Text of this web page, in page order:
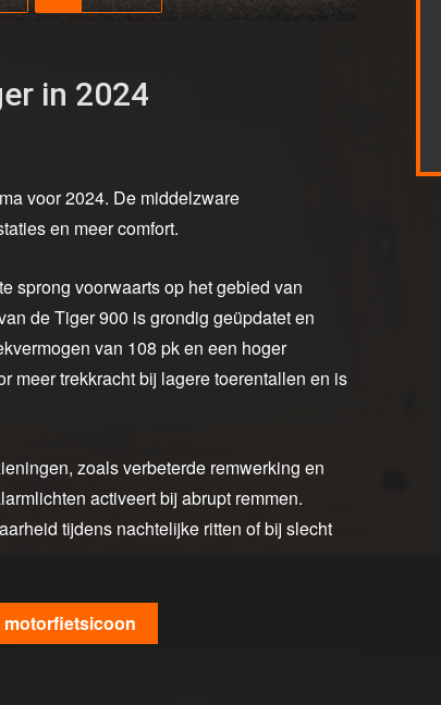
in 2024
voor 2024. De middelzware
en meer comfort.
sprong voorwaarts op het gebied van
de Tiger 900 is grondig geüpdatet en
van 108 pk en een hoger
meer trekkracht bij lagere toerentallen en is
zoals verbeterde remwerking en
activeert bij abrupt remmen.
tijdens nachtelijke ritten of bij slecht
motorfietsicoon